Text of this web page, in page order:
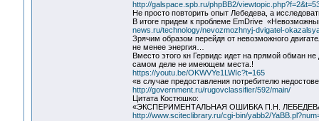
http://galspace.spb.ru/phpBB2/
Не просто повторить опыт Лебедева, а
В итоге придем к проблеме EmDrive
news.ru/technology/nevozmozhnyj-dvigatel-
Зрячим образом перейдя от невозможного
не менее энергия…
Вместо этого кн Гервидс идет на прямой обман
самом деле не имеющем места.!
https://youtu.be/OKWVYe1LWIc?t=165
«в случае предоставления потребителю
http://government.ru/rugovclassifier/592/main/
Цитата Костюшко:
«ЭКСПЕРИМЕНТАЛЬНАЯ ОШИБКА П.Н.
http://www.sciteclibrary.ru/cgi-bin/yabb2/